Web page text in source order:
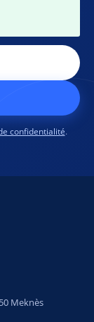
confidentialité.
Meknès